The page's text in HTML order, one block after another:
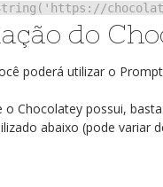
do
poderá utilizar o
o Chocolatey possui,
abaixo (pode variar